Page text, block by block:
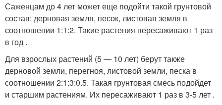
Саженцам до 4 лет может еще подойти такой грунтовой
состав: дерновая земля, песок, листовая земля в
соотношении 1:1:2. Такие растения пересаживают 1 раз
в год .
Для взрослых растений (5 — 10 лет) берут также
дерновой земли, перегноя, листовой земли, песка в
соотношении 2:1:3:0.5. Такая грунтовая смесь подойдет
и старшим растениям. Их пересаживают 1 раз в 3-5 лет .